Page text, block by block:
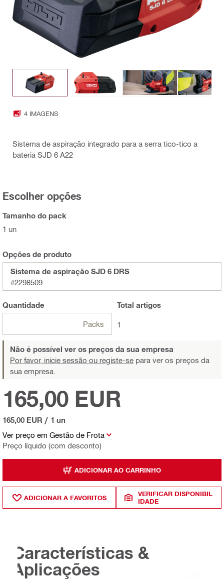
4 IMAGENS
Sistema de aspiração integrado para a serra tico-tico a
bateria SJD 6 A22
Escolher opções
Tamanho do pack
1 un
Opções de produto
Sistema de aspiração SJD 6 DRS
#2298509
Quantidade
Packs
Total artigos
1
Não é possível ver os preços da sua empresa
Por favor, inicie sessão ou registe-se para ver os preços da
sua empresa.
Ver preço em Gestão de Frota
Preço líquido (com desconto)
165,00 EUR
165,00 EUR / 1 un
ADICIONAR AO CARRINHO
ADICIONAR A FAVORITOS
VERIFICAR DISPONIBIL
IDADE
Características &
Aplicações